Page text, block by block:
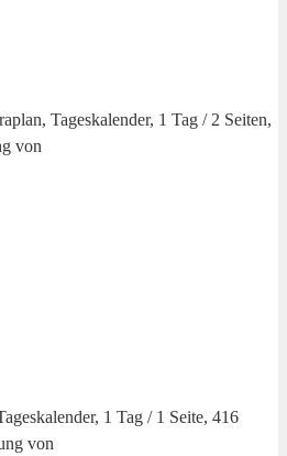
Tageskalender, 1 Tag / 2 Seiten,
von
1 Tag / 1 Seite, 416
von